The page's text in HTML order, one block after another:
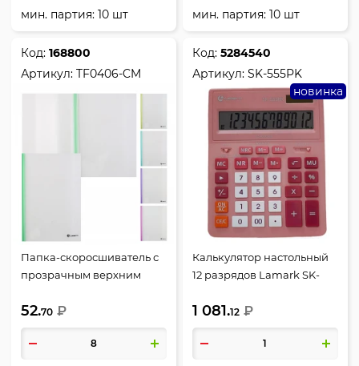
мин. партия: 10 шт
мин. партия: 10 шт
Код:168800
Артикул:TF0406-CM
Папка-скоросшиватель с
прозрачным верхним
мм, Lamark, TF0406-CM
52.70 ₽
Код:5284540
Артикул:SK-555PK
новинка
Калькулятор настольный
12 разрядов Lamark SK-
205*155*30мм розовый
1 081.12 ₽